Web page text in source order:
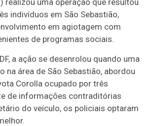
realizou uma operação que resultou
indivíduos em São Sebastião,
em agiotagem com
de programas sociais.
a ação se desenrolou quando uma
na área de São Sebastião, abordou
Corolla ocupado por três
de informações contraditórias
do veículo, os policiais optaram